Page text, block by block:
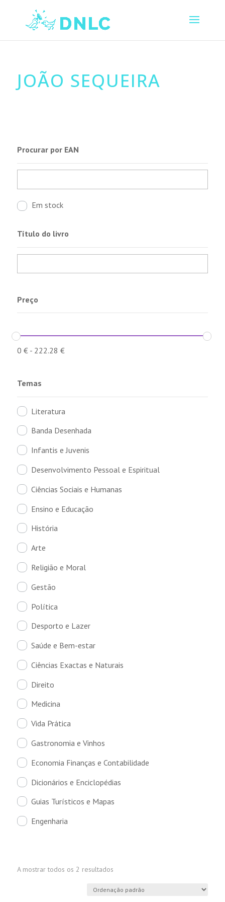
JOÃO SEQUEIRA
Procurar por EAN
Em stock
Título do livro
Preço
0 €- 222.28 €
Temas
Literatura
Banda Desenhada
Infantis e Juvenis
Desenvolvimento Pessoal e Espiritual
Ciências Sociais e Humanas
Ensino e Educação
História
Arte
Religião e Moral
Gestão
Política
Desporto e Lazer
Saúde e Bem-estar
Ciências Exactas e Naturais
Direito
Medicina
Vida Prática
Gastronomia e Vinhos
Economia Finanças e Contabilidade
Dicionários e Enciclopédias
Guias Turísticos e Mapas
Engenharia
A mostrar todos os 2 resultados